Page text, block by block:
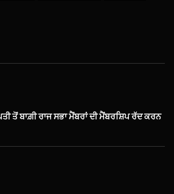
ਤੋਂ ਬਾਗ਼ੀ ਰਾਜ ਸਭਾ ਮੈਂਬਰਾਂ ਦੀ ਮੈਂਬਰਸ਼ਿਪ ਰੱਦ ਕਰਨ